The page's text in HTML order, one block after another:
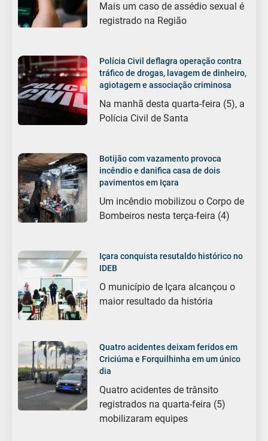
Mais um caso de assédio sexual é
registrado na Região
Polícia Civil deflagra operação contra
tráfico de drogas, lavagem de dinheiro,
agiotagem e associação criminosa
Na manhã desta quarta-feira (5), a
Polícia Civil de Santa
Botijão com vazamento provoca
incêndio e danifica casa de dois
pavimentos em Içara
Um incêndio mobilizou o Corpo de
Bombeiros nesta terça-feira (4)
Içara conquista resutaldo histórico no
IDEB
O município de Içara alcançou o
maior resultado da história
Quatro acidentes deixam feridos em
Criciúma e Forquilhinha em um único
dia
Quatro acidentes de trânsito
registrados na quarta-feira (5)
mobilizaram equipes